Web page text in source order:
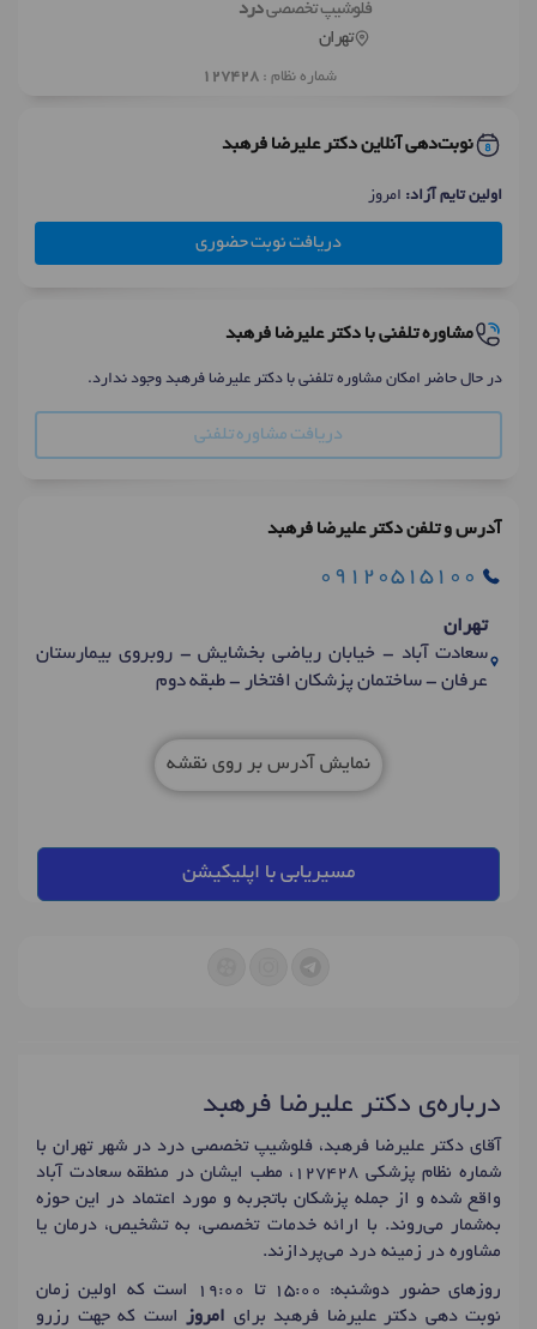
فلوشیپ تخصصیدرد
تهران
شماره نظام :127428
نوبت‌دهی آنلاین دکتر علیرضا فرهبد
اولین تایم آزاد: امروز
دریافت نوبت حضوری
مشاوره تلفنی با دکتر علیرضا فرهبد
در حال حاضر امکان مشاوره تلفنی با دکتر علیرضا فرهبد وجود ندارد.
دریافت مشاوره تلفنی
آدرس و تلفن دکتر علیرضا فرهبد
09120515100
تهران
سعادت آباد - خیابان ریاضی بخشایش - روبروی بیمارستان
عرفان - ساختمان پزشکان افتخار - طبقه دوم
نمایش آدرس بر روی نقشه
مسیریابی با اپلیکیشن
درباره‌ی دکتر علیرضا فرهبد
آقای دکتر علیرضا فرهبد، فلوشیپ تخصصی درد در شهر تهران با
شماره نظام پزشکی 127428، مطب ایشان در منطقه سعادت آباد
واقع شده و از جمله پزشکان باتجربه و مورد اعتماد در این حوزه
به‌شمار می‌روند. با ارائه خدمات تخصصی، به تشخیص، درمان یا
مشاوره در زمینه درد می‌پردازند.
روزهای حضور دوشنبه: 15:00 تا 19:00 است که اولین زمان
نوبت دهی دکتر علیرضا فرهبد برای امروز است که جهت رزرو